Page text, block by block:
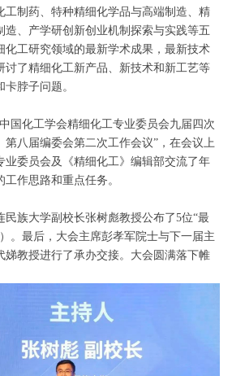
工制药、特种精细化学品与高端制造、精
造、产学研创新创业机制探索与实践等五
化工研究领域的最新学术成果，最新技术
讨了精细化工新产品、新技术和新工艺等
脖子问题。
国化工学会精细化工专业委员会九届四次
第八届编委会第二次工作会议”，在会议上
业委员会及《精细化工》编辑部交流了年
作思路和重点任务。
民族大学副校长张树彪教授公布了5位“最
。最后，大会主席彭孝军院士与下一届主
娣教授进行了承办交接。大会圆满落下帷